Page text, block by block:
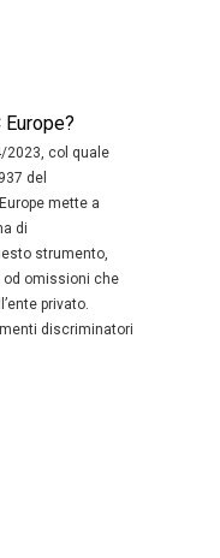
2023, col quale
del
mette a
di
strumento,
od omissioni che
privato.
discriminatori